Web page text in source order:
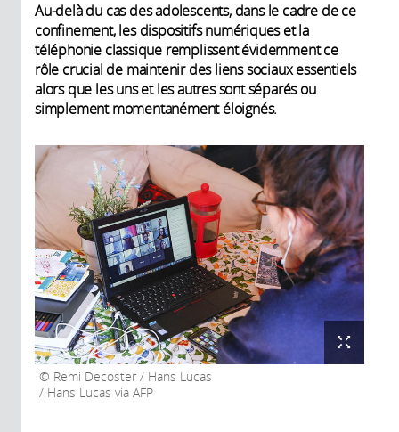
Au-delà du cas des adolescents, dans le cadre de ce
confinement, les dispositifs numériques et la
téléphonie classique remplissent évidemment ce
rôle crucial de maintenir des liens sociaux essentiels
alors que les uns et les autres sont séparés ou
simplement momentanément éloignés.
Remi Decoster / Hans Lucas
/ Hans Lucas via AFP